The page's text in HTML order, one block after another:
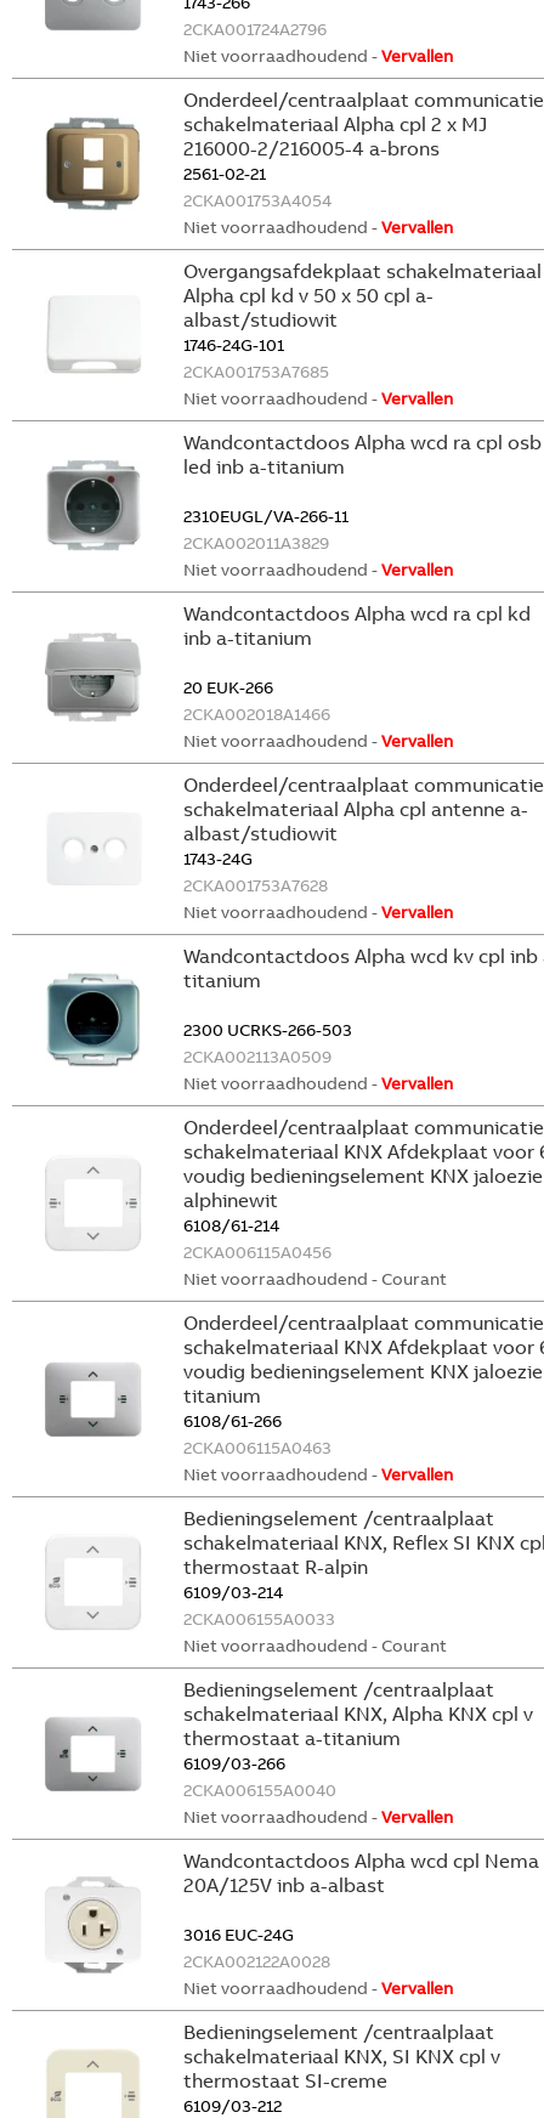
2CKA001724A2796
Niet voorraadhoudend -Vervallen
Onderdeel/centraalplaat
schakelmateriaal Alpha cpl 2 x MJ
216000-2/216005-4 a-brons
2561-02-21
2CKA001753A4054
Niet voorraadhoudend -Vervallen
Overgangsafdekplaat schakelmateriaal
Alpha cpl kd v 50 x 50 cpl a-
albast/studiowit
1746-24G-101
2CKA001753A7685
Niet voorraadhoudend -Vervallen
Wandcontactdoos Alpha wcd ra cpl
led inb a-titanium
2310EUGL/VA-266-11
2CKA002011A3829
Niet voorraadhoudend -Vervallen
Wandcontactdoos Alpha wcd ra cpl kd
inb a-titanium
20 EUK-266
2CKA002018A1466
Niet voorraadhoudend -Vervallen
Onderdeel/centraalplaat
schakelmateriaal Alpha cpl antenne a-
albast/studiowit
1743-24G
2CKA001753A7628
Niet voorraadhoudend -Vervallen
Wandcontactdoos Alpha wcd kv cpl inb
titanium
2300 UCRKS-266-503
2CKA002113A0509
Niet voorraadhoudend -Vervallen
Onderdeel/centraalplaat
schakelmateriaal KNX Afdekplaat voor
voudig bedieningselement KNX jaloezie
alphinewit
6108/61-214
2CKA006115A0456
Niet voorraadhoudend - Courant
Onderdeel/centraalplaat
schakelmateriaal KNX Afdekplaat voor
voudig bedieningselement KNX jaloezie
titanium
6108/61-266
2CKA006115A0463
Niet voorraadhoudend -Vervallen
Bedieningselement /centraalplaat
schakelmateriaal KNX, Reflex SI KNX
thermostaat R-alpin
6109/03-214
2CKA006155A0033
Niet voorraadhoudend - Courant
Bedieningselement /centraalplaat
schakelmateriaal KNX, Alpha KNX cpl v
thermostaat a-titanium
6109/03-266
2CKA006155A0040
Niet voorraadhoudend -Vervallen
Wandcontactdoos Alpha wcd cpl Nema
20A/125V inb a-albast
3016 EUC-24G
2CKA002122A0028
Niet voorraadhoudend -Vervallen
Bedieningselement /centraalplaat
schakelmateriaal KNX, SI KNX cpl v
thermostaat SI-creme
6109/03-212